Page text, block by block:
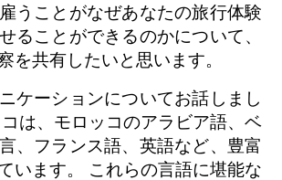
うことがなぜあなたの旅行体験
ることができるのかについて、
を共有したいと思います。
ケーションについてお話しまし
は、モロッコのアラビア語、ベ
、フランス語、英語など、豊富
います。 これらの言語に堪能な